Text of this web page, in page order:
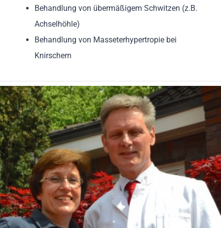
Behandlung von übermäßigem Schwitzen (z.B.
Achselhöhle)
Behandlung von Masseterhypertropie bei
Knirschern